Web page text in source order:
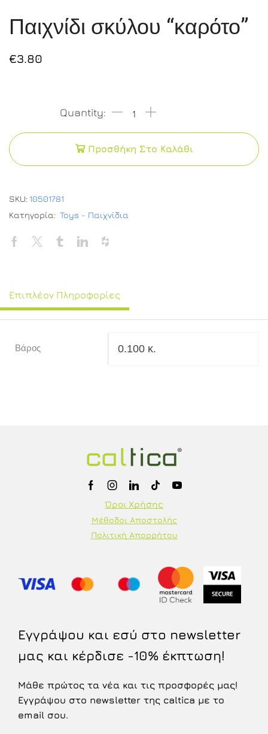
Παιχνίδι σκύλου “καρότο”
€3.80
Προσθήκη Στο Καλάθι
SKU: 10501781
Κατηγορία: Toys - Παιχνίδια
Επιπλέον Πληροφορίες
Βάρος 0.100 κ.
Όροι Χρήσης
Μέθοδοι Αποστολής
Πολιτική Απορρήτου
Εγγράψου και εσύ στο newsletter
μας και κέρδισε -10% έκπτωση!
Μάθε πρώτος τα νέα και τις προσφορές μας!
Εγγράψου στο newsletter της caltica με το
email σου.